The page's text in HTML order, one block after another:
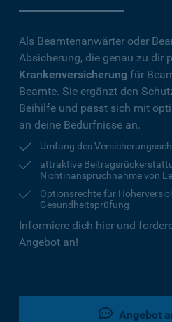
Als Beamtenanwärter oder
Absicherung, die genau zu dir
Krankenversicherung für
Beamte. Sie ergänzt den
Beihilfe und passt sich mit
an deine Bedürfnisse an.
Umfang des
attraktive
Nichtinanspruchnahme von
Optionsrechte für
Gesundheitsprüfung
Informiere dich hier und
Angebot an!
Angebot